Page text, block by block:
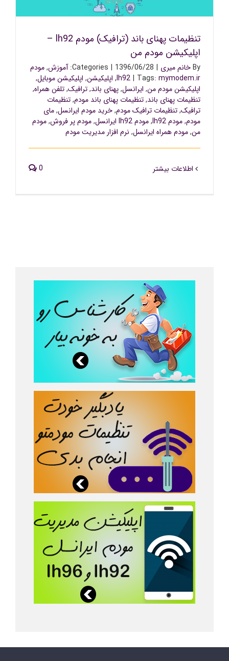
تنظیمات پهنای باند (ترافیک) مودم lh92 –
اپلیکیشن مودم من
Byخانم میری |
1396/06/28
|
Categories: آموزش,مودم
lh92 | Tags: mymodem.ir
, اپلیکیشن, اپلیکیشن موبایل,
اپلیکیشن مودم من, ایرانسل,پهنای باند,ترافیک,تلفن همراه,
تنظیمات پهنای باند,تنظیمات پهنای باند مودم,تنظیمات
ترافیک,تنظیمات ترافیک مودم,خرید مودم ایرانسل,مای
مودم,مودم lh92 ,مودم lh92 ایرانسل ,مودم پر فروش,مودم
من,مودم همراه ایرانسل, نرم افزار مدیریت مودم
اطلاعات بیشتر 0